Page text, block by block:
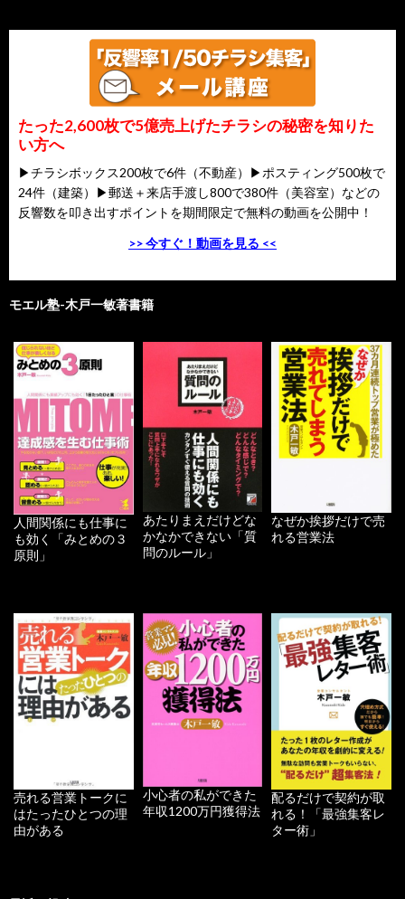
たった2,600枚で5億売上げたチラシの秘密を知りた
い方へ
▶チラシボックス200枚で6件（不動産）▶ポスティング500枚で
24件（建築）▶郵送＋来店手渡し800で380件（美容室）などの
反響数を叩き出すポイントを期間限定で無料の動画を公開中！
>> 今すぐ！動画を見る <<
モエル塾-木戸一敏著書籍
人間関係にも仕事に
も効く「みとめの３
原則」
あたりまえだけどな
かなかできない「質
問のルール」
なぜか挨拶だけで売
れる営業法
売れる営業トークに
はたったひとつの理
由がある
小心者の私ができた
年収1200万円獲得法
配るだけで契約が取
れる！「最強集客レ
ター術」